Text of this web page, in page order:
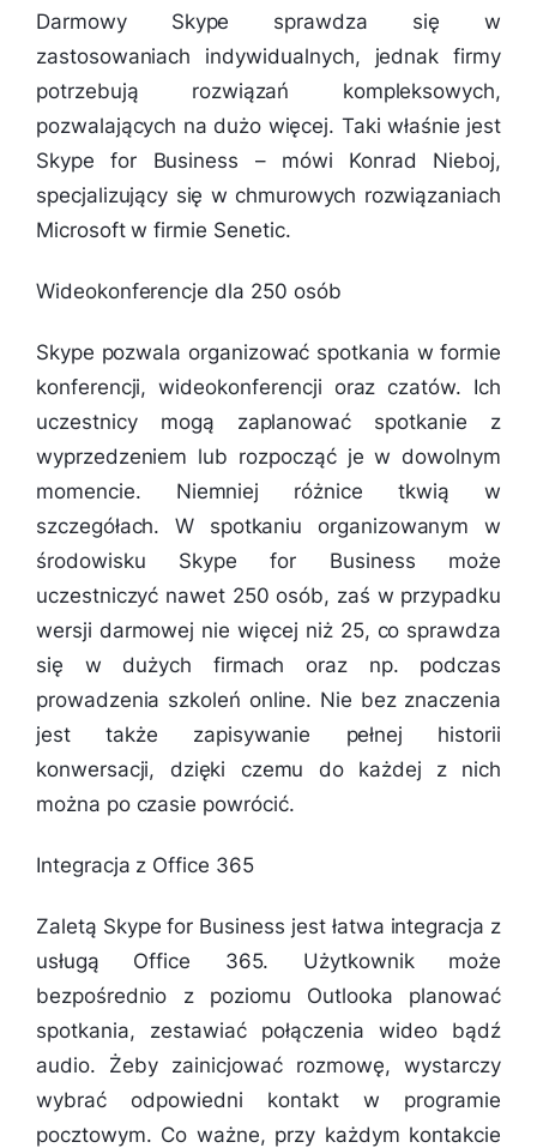
Darmowy Skype sprawdza się w
zastosowaniach indywidualnych, jednak firmy
potrzebują rozwiązań kompleksowych,
pozwalających na dużo więcej. Taki właśnie jest
Skype for Business – mówi Konrad Nieboj,
specjalizujący się w chmurowych rozwiązaniach
Microsoft w firmie Senetic.
Wideokonferencje dla 250 osób
Skype pozwala organizować spotkania w formie
konferencji, wideokonferencji oraz czatów. Ich
uczestnicy mogą zaplanować spotkanie z
wyprzedzeniem lub rozpocząć je w dowolnym
momencie. Niemniej różnice tkwią w
szczegółach. W spotkaniu organizowanym w
środowisku Skype for Business może
uczestniczyć nawet 250 osób, zaś w przypadku
wersji darmowej nie więcej niż 25, co sprawdza
się w dużych firmach oraz np. podczas
prowadzenia szkoleń online. Nie bez znaczenia
jest także zapisywanie pełnej historii
konwersacji, dzięki czemu do każdej z nich
można po czasie powrócić.
Integracja z Office 365
Zaletą Skype for Business jest łatwa integracja z
usługą Office 365. Użytkownik może
bezpośrednio z poziomu Outlooka planować
spotkania, zestawiać połączenia wideo bądź
audio. Żeby zainicjować rozmowę, wystarczy
wybrać odpowiedni kontakt w programie
pocztowym. Co ważne, przy każdym kontakcie